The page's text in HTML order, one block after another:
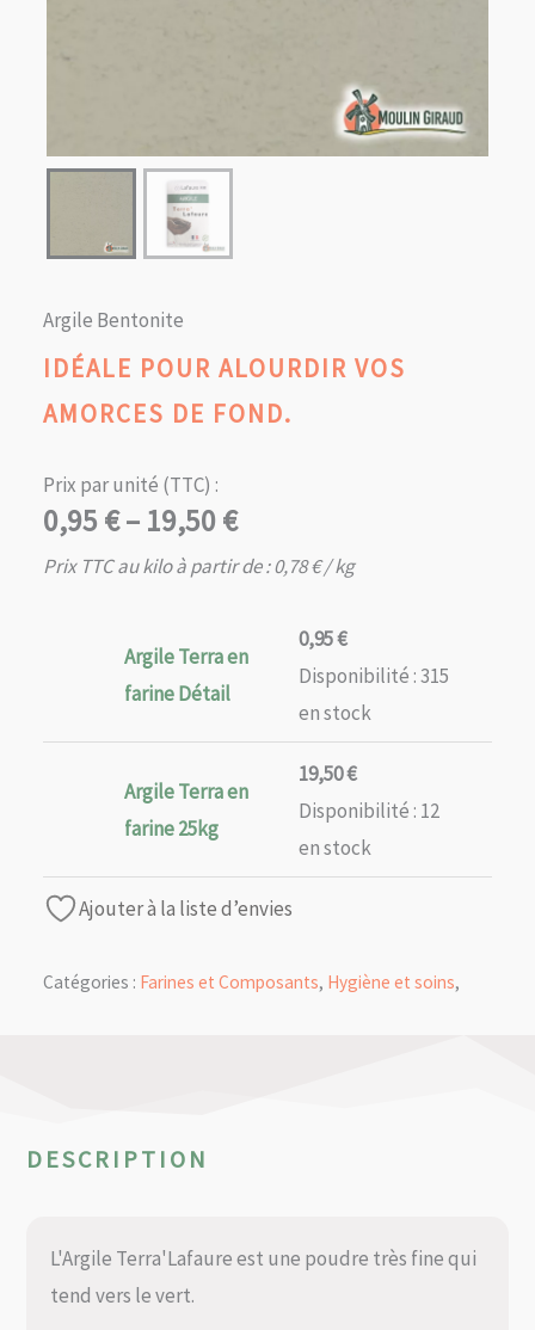
Argile Bentonite
IDÉALE POUR ALOURDIR VOS
AMORCES DE FOND.
Prix par unité (TTC) :
0,95€– 19,50€
Plage
de
19,50 €
Prix TTC au kilo à partir de :0,78€/ kg
Argile Terra en
farine Détail
0,95€
Disponibilité :315
en stock
Argile Terra en
farine 25kg
19,50€
Disponibilité : 12
en stock
Ajouter à la liste d’envies
Catégories : Farines et Composants, Hygiène et soins,
DESCRIPTION
L'Argile Terra'Lafaure est une poudre très fine qui
tend vers le vert.